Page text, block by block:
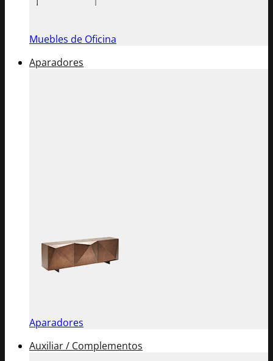
Muebles de Oficina
Aparadores
Aparadores
Auxiliar / Complementos